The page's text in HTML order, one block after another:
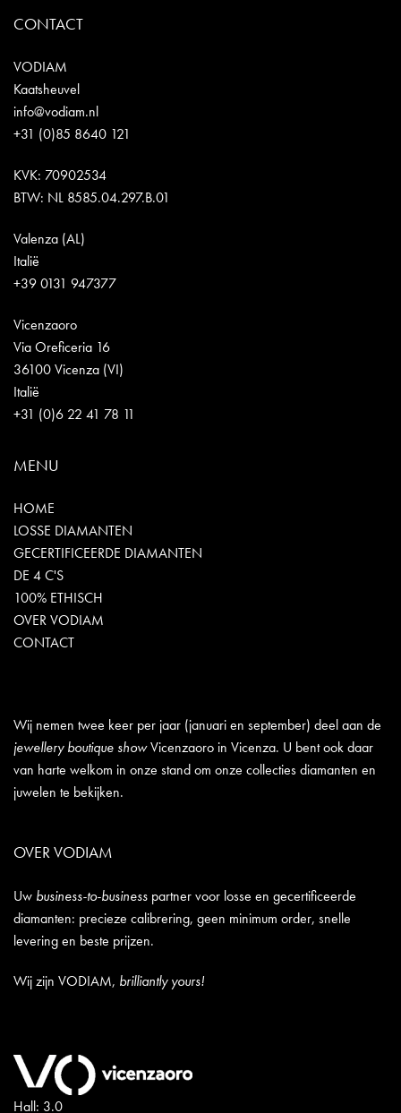
CONTACT
VODIAM
Kaatsheuvel
info@vodiam.nl
+31 (0)85 8640 121
KVK: 70902534
BTW: NL 8585.04.297.B.01
Valenza (AL)
Italië
+39 0131 947377
Vicenzaoro
Via Oreficeria 16
36100 Vicenza (VI)
Italië
+31 (0)6 22 41 78 11
MENU
HOME
LOSSE DIAMANTEN
GECERTIFICEERDE DIAMANTEN
DE 4 C'S
100% ETHISCH
OVER VODIAM
CONTACT
Wij nemen twee keer per jaar (januari en september) deel aan de
jewellery boutique showVicenzaoro in Vicenza. U bent ook daar
van harte welkom in onze stand om onze collecties diamanten en
juwelen te bekijken.
OVER VODIAM
Uw business-to-business partner voor losse en gecertificeerde
diamanten: precieze calibrering, geen minimum order, snelle
levering en beste prijzen.
Wij zijn VODIAM, brilliantly yours!
Hall: 3.0